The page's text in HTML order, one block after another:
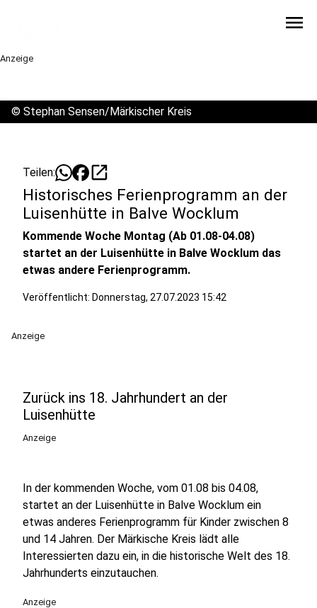
menu
Anzeige
© Stephan Sensen/Märkischer Kreis
Teilen: open_in_new
Historisches Ferienprogramm an der
Luisenhütte in Balve Wocklum
Kommende Woche Montag (Ab 01.08-04.08)
startet an der Luisenhütte in Balve Wocklum das
etwas andere Ferienprogramm.
Veröffentlicht: Donnerstag, 27.07.2023 15:42
Anzeige
Zurück ins 18. Jahrhundert an der
Luisenhütte
Anzeige
In der kommenden Woche, vom 01.08 bis 04.08,
startet an der Luisenhütte in Balve Wocklum ein
etwas anderes Ferienprogramm für Kinder zwischen 8
und 14 Jahren. Der Märkische Kreis lädt alle
Interessierten dazu ein, in die historische Welt des 18.
Jahrhunderts einzutauchen.
Anzeige